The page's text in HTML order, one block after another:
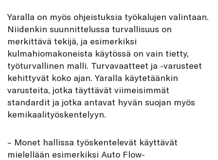
Yaralla on myös ohjeistuksia työkalujen valintaan.
Niidenkin suunnittelussa turvallisuus on
merkittävä tekijä, ja esimerkiksi
kulmahiomakoneista käytössä on vain tietty,
työturvallinen malli. Turvavaatteet ja -varusteet
kehittyvät koko ajan. Yaralla käytetäänkin
varusteita, jotka täyttävät viimeisimmät
standardit ja jotka antavat hyvän suojan myös
kemikaalityöskentelyyn.
– Monet hallissa työskentelevät käyttävät
mielellään esimerkiksi Auto Flow-